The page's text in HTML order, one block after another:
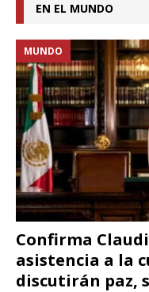
EN EL MUNDO
Confirma
asistencia a la
discutirán paz,
MUNDO